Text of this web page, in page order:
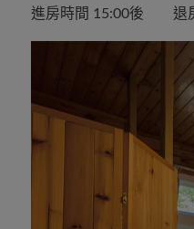
進房時間 15:00後 退